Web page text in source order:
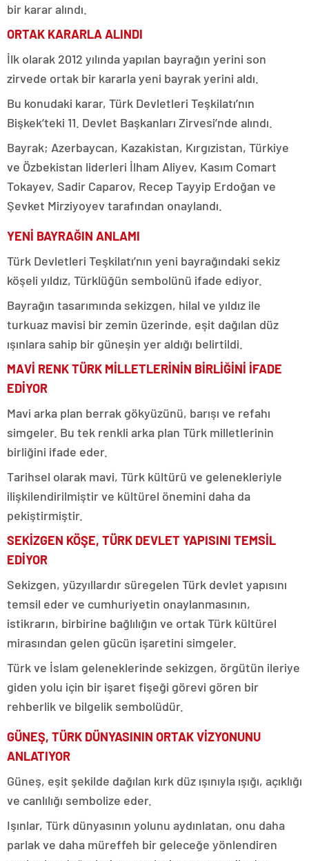
bir karar alındı.
ORTAK KARARLA ALINDI
İlk olarak 2012 yılında yapılan bayrağın yerini son
zirvede ortak bir kararla yeni bayrak yerini aldı.
Bu konudaki karar, Türk Devletleri Teşkilatı’nın
Bişkek’teki 11. Devlet Başkanları Zirvesi’nde alındı.
Bayrak; Azerbaycan, Kazakistan, Kırgızistan, Türkiye
ve Özbekistan liderleri İlham Aliyev, Kasım Comart
Tokayev, Sadir Caparov, Recep Tayyip Erdoğan ve
Şevket Mirziyoyev tarafından onaylandı.
YENİ BAYRAĞIN ANLAMI
Türk Devletleri Teşkilatı’nın yeni bayrağındaki sekiz
köşeli yıldız, Türklüğün sembolünü ifade ediyor.
Bayrağın tasarımında sekizgen, hilal ve yıldız ile
turkuaz mavisi bir zemin üzerinde, eşit dağılan düz
ışınlara sahip bir güneşin yer aldığı belirtildi.
MAVİ RENK TÜRK MİLLETLERİNİN BİRLİĞİNİ İFADE
EDİYOR
Mavi arka plan berrak gökyüzünü, barışı ve refahı
simgeler. Bu tek renkli arka plan Türk milletlerinin
birliğini ifade eder.
Tarihsel olarak mavi, Türk kültürü ve gelenekleriyle
ilişkilendirilmiştir ve kültürel önemini daha da
pekiştirmiştir.
SEKİZGEN KÖŞE, TÜRK DEVLET YAPISINI TEMSİL
EDİYOR
Sekizgen, yüzyıllardır süregelen Türk devlet yapısını
temsil eder ve cumhuriyetin onaylanmasının,
istikrarın, birbirine bağlılığın ve ortak Türk kültürel
mirasından gelen gücün işaretini simgeler.
Türk ve İslam geleneklerinde sekizgen, örgütün ileriye
giden yolu için bir işaret fişeği görevi gören bir
rehberlik ve bilgelik sembolüdür.
GÜNEŞ, TÜRK DÜNYASININ ORTAK VİZYONUNU
ANLATIYOR
Güneş, eşit şekilde dağılan kırk düz ışınıyla ışığı, açıklığı
ve canlılığı sembolize eder.
Işınlar, Türk dünyasının yolunu aydınlatan, onu daha
parlak ve daha müreffeh bir geleceğe yönlendiren